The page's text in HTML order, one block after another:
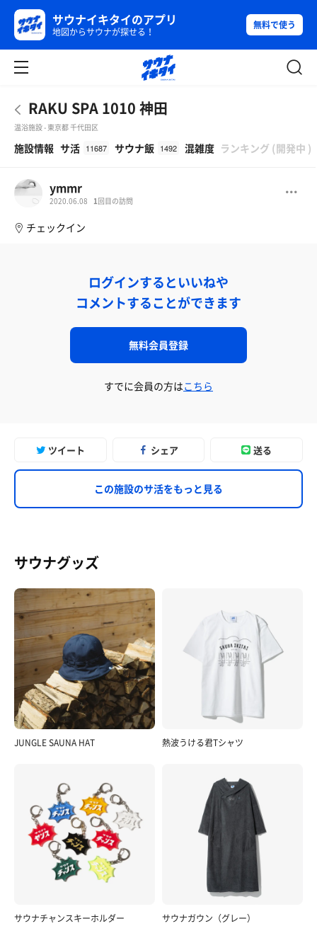
サウナイキタイのアプリ
地図からサウナが探せる！
無料で使う
RAKU SPA 1010 神田
温浴施設 - 東京都 千代田区
施設情報 サ活 11687 サウナ飯 1492 混雑度 ランキング (開発中 )
ymmr
2020.06.08 1 回目の訪問
チェックイン
ログインするといいねや
コメントすることができます
無料会員登録
すでに会員の方はこちら
ツイート シェア 送る
この施設のサ活をもっと見る
サウナグッズ
JUNGLE SAUNA HAT 熱波うける君Tシャツ
サウナチャンスキーホルダー サウナガウン（グレー）